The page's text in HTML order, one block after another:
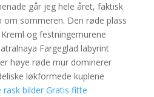
går jeg hele året, faktisk
sommeren. Den røde plass
og festningemurene
Fargeglad labyrint
høye røde mur dominerer
løkformede kuplene
rask bilder Gratis fitte